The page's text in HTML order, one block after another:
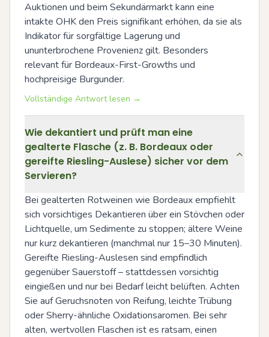
Auktionen und beim Sekundärmarkt kann eine
intakte OHK den Preis signifikant erhöhen, da sie als
Indikator für sorgfältige Lagerung und
ununterbrochene Provenienz gilt. Besonders
relevant für Bordeaux-First-Growths und
hochpreisige Burgunder.
Vollständige Antwort lesen →
Wie dekantiert und prüft man eine
gealterte Flasche (z. B. Bordeaux oder
gereifte Riesling-Auslese) sicher vor dem
Servieren?
Bei gealterten Rotweinen wie Bordeaux empfiehlt
sich vorsichtiges Dekantieren über ein Stövchen oder
Lichtquelle, um Sedimente zu stoppen; ältere Weine
nur kurz dekantieren (manchmal nur 15–30 Minuten).
Gereifte Riesling-Auslesen sind empfindlich
gegenüber Sauerstoff – stattdessen vorsichtig
eingießen und nur bei Bedarf leicht belüften. Achten
Sie auf Geruchsnoten von Reifung, leichte Trübung
oder Sherry-ähnliche Oxidationsaromen. Bei sehr
alten, wertvollen Flaschen ist es ratsam, einen